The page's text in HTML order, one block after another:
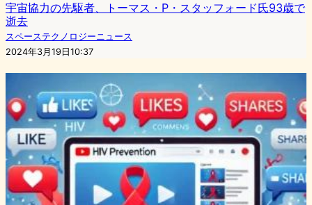
宇宙協力の先駆者、トーマス・P・スタッフォード氏93歳で
逝去
スペーステクノロジーニュース
2024年3月19日10:37